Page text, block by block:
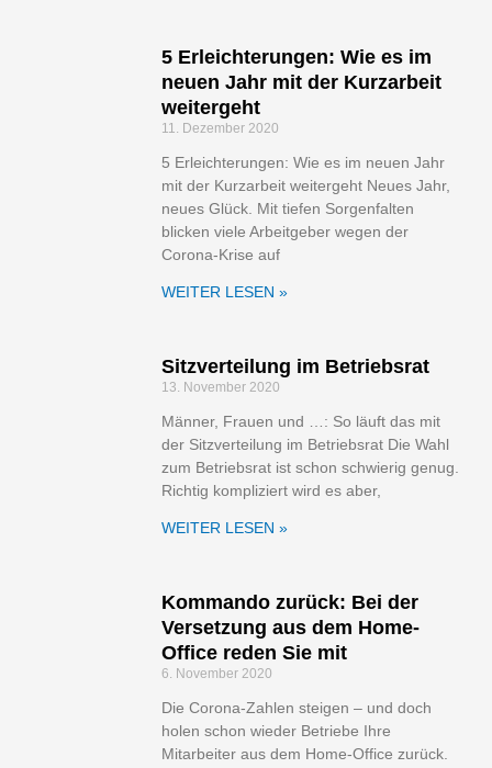
5 Erleichterungen: Wie es im
neuen Jahr mit der Kurzarbeit
weitergeht
11. Dezember 2020
5 Erleichterungen: Wie es im neuen Jahr
mit der Kurzarbeit weitergeht Neues Jahr,
neues Glück. Mit tiefen Sorgenfalten
blicken viele Arbeitgeber wegen der
Corona-Krise auf
WEITER LESEN »
Sitzverteilung im Betriebsrat
13. November 2020
Männer, Frauen und …: So läuft das mit
der Sitzverteilung im Betriebsrat Die Wahl
zum Betriebsrat ist schon schwierig genug.
Richtig kompliziert wird es aber,
WEITER LESEN »
Kommando zurück: Bei der
Versetzung aus dem Home-
Office reden Sie mit
6. November 2020
Die Corona-Zahlen steigen – und doch
holen schon wieder Betriebe Ihre
Mitarbeiter aus dem Home-Office zurück.